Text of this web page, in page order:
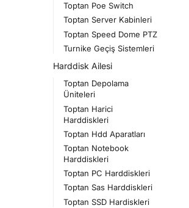
Toptan Poe Switch
Toptan Server Kabinleri
Toptan Speed Dome PTZ
Turnike Geçiş Sistemleri
Harddisk Ailesi
Toptan Depolama
Üniteleri
Toptan Harici
Harddiskleri
Toptan Hdd Aparatları
Toptan Notebook
Harddiskleri
Toptan PC Harddiskleri
Toptan Sas Harddiskleri
Toptan SSD Hardiskleri